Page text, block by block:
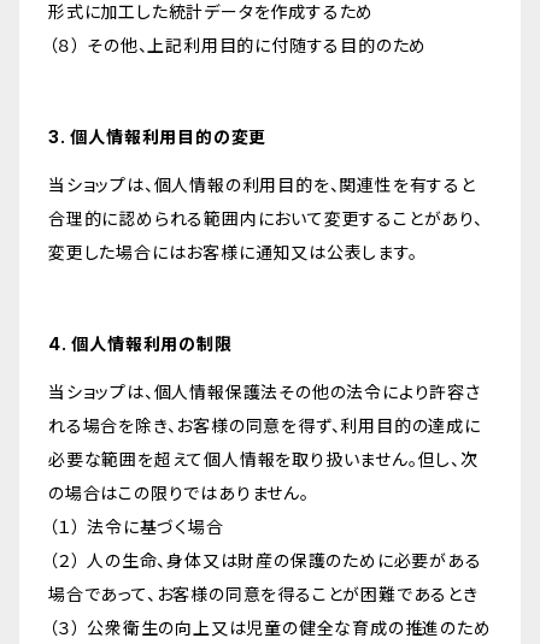
形式に加工した統計データを作成するため
（８） その他、上記利用目的に付随する目的のため
3. 個人情報利用目的の変更
当ショップは、個人情報の利用目的を、関連性を有すると
合理的に認められる範囲内において変更することがあり、
変更した場合にはお客様に通知又は公表します。
4. 個人情報利用の制限
当ショップは、個人情報保護法その他の法令により許容さ
れる場合を除き、お客様の同意を得ず、利用目的の達成に
必要な範囲を超えて個人情報を取り扱いません。但し、次
の場合はこの限りではありません。
（１） 法令に基づく場合
（２） 人の生命、身体又は財産の保護のために必要がある
場合であって、お客様の同意を得ることが困難であるとき
（３） 公衆衛生の向上又は児童の健全な育成の推進のため